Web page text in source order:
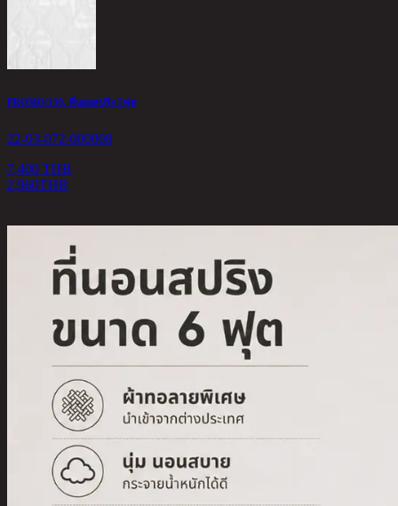
PROMO/150, ที่นอนสปริง 5ฟุต
22-03-072-000008
7,400 THB
2,960THB